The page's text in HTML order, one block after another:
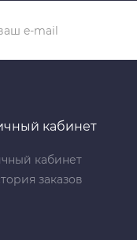
кабинет
кабинет
заказов